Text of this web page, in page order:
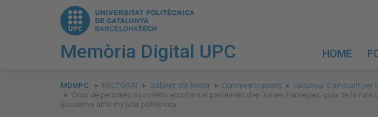
Memòria Digital UPC HOME
are
here:
MDUPC RECTORAT Gabinet del Rector Commemoracions
Iniciativa ‘Caminant per
Grup de persones assistents escoltant el parlament d'en Xavier Fàbregas, guia de la
Barcelona amb mirada politècnica’